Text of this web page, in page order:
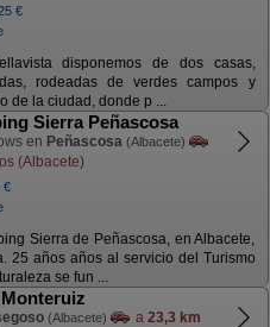
€
disponemos de dos casas,
rodeadas de verdes campos y
de la ciudad, donde p ...
Sierra Peñascosa
en Peñascosa (Albacete)
(Albacete)
€
Sierra de Peñascosa, en Albacete,
25 años años al servicio del Turismo
se fun ...
(Albacete) a 23,3 km